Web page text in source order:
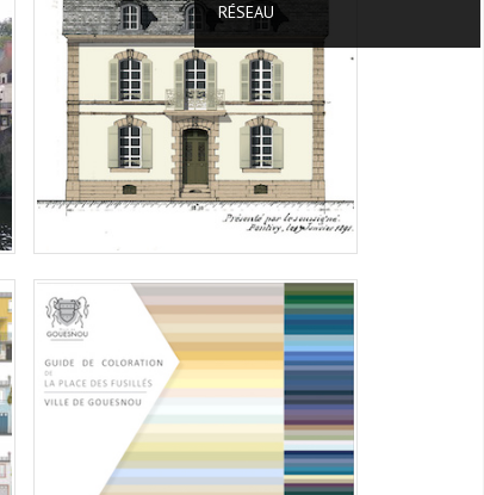
RÉSEAU
DES FAÇADES
Élaboration du guide de coloration des
façades de la ville
GOUESNOU, MISE EN COULEUR DE LA
PLACE DES FUSILLÉS
Création d'un outil de coloration
spécifique aux bâtiments de la place
principale